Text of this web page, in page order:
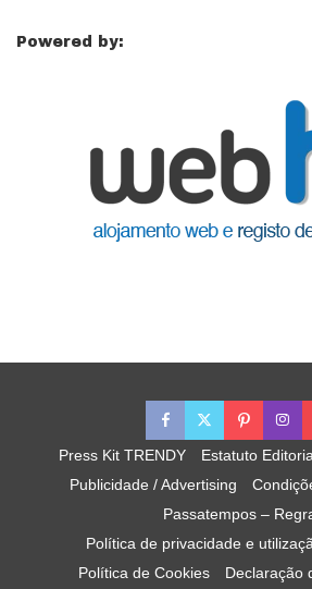
Powered by:
Press Kit TRENDY Estatuto
Publicidade / Advertising
Passatempos –
Política de privacidade e
Política de Cookies
Declaração